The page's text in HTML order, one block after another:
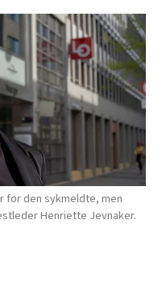
for den sykmeldte, men
Henriette Jevnaker.